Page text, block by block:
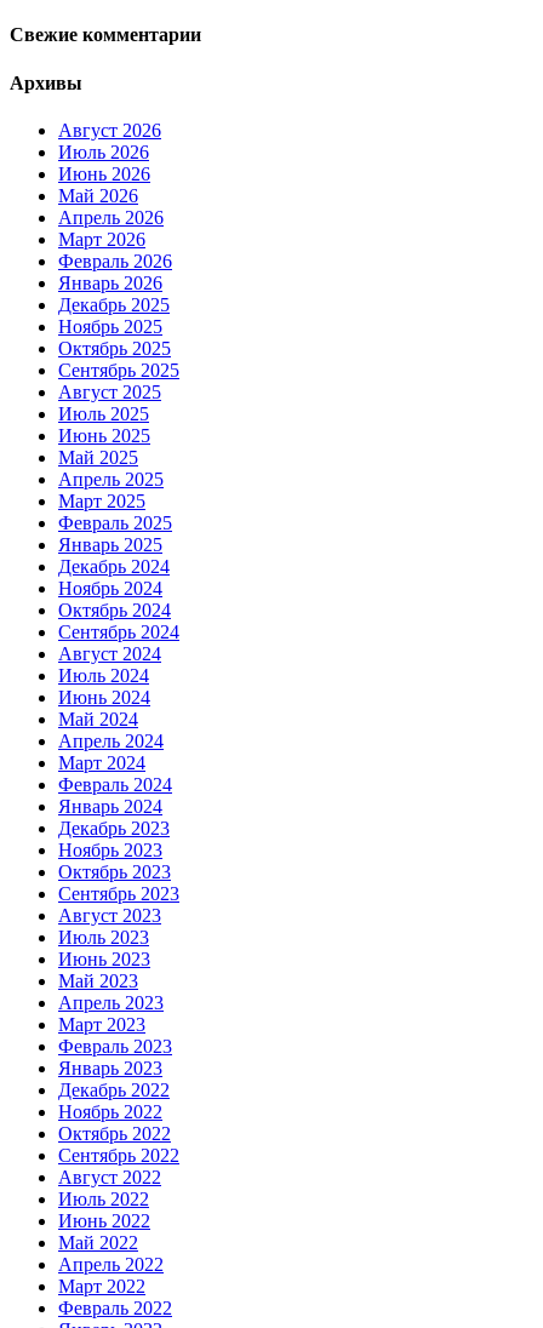
Свежие комментарии
Архивы
Август 2026
Июль 2026
Июнь 2026
Май 2026
Апрель 2026
Март 2026
Февраль 2026
Январь 2026
Декабрь 2025
Ноябрь 2025
Октябрь 2025
Сентябрь 2025
Август 2025
Июль 2025
Июнь 2025
Май 2025
Апрель 2025
Март 2025
Февраль 2025
Январь 2025
Декабрь 2024
Ноябрь 2024
Октябрь 2024
Сентябрь 2024
Август 2024
Июль 2024
Июнь 2024
Май 2024
Апрель 2024
Март 2024
Февраль 2024
Январь 2024
Декабрь 2023
Ноябрь 2023
Октябрь 2023
Сентябрь 2023
Август 2023
Июль 2023
Июнь 2023
Май 2023
Апрель 2023
Март 2023
Февраль 2023
Январь 2023
Декабрь 2022
Ноябрь 2022
Октябрь 2022
Сентябрь 2022
Август 2022
Июль 2022
Июнь 2022
Май 2022
Апрель 2022
Март 2022
Февраль 2022